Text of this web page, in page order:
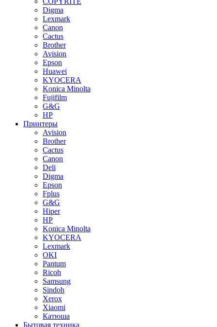
Digma
Lexmark
Canon
Cactus
Brother
Avision
Epson
Huawei
KYOCERA
Konica Minolta
Fujifilm
G&G
HP
Принтеры
Avision
Brother
Cactus
Canon
Deli
Digma
Epson
Fplus
G&G
Hiper
HP
Konica Minolta
KYOCERA
Lexmark
OKI
Pantum
Ricoh
Samsung
Sindoh
Xerox
Xiaomi
Катюша
Бытовая техника